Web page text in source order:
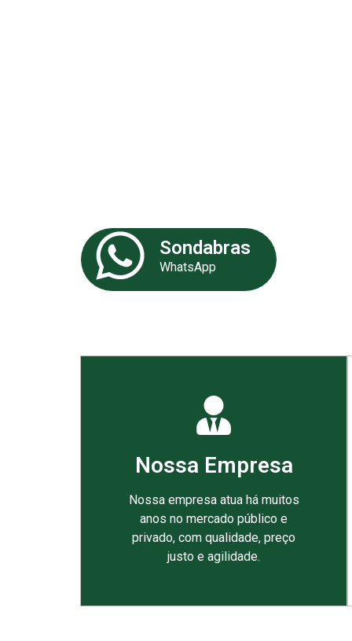
Sondabras
WhatsApp
Nossa Empresa
Nossa empresa atua há muitos
anos no mercado público e
privado, com qualidade, preço
justo e agilidade.